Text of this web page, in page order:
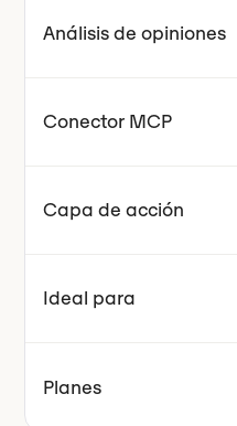
Análisis de opiniones
Conector MCP
Capa de acción
Ideal para
Planes